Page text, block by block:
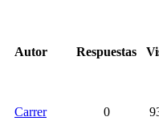
Autor Respuestas
Carrer 0